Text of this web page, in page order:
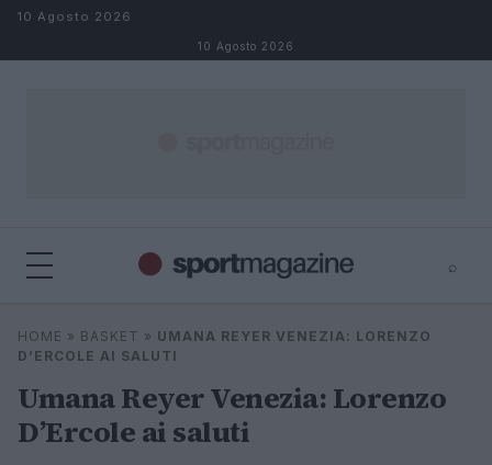
Salta al contenuto
10 Agosto 2026
10 Agosto 2026
⌕
Cerca
⌕
HOME » BASKET » UMANA REYER VENEZIA: LORENZO
D’ERCOLE AI SALUTI
Umana Reyer Venezia: Lorenzo
D’Ercole ai saluti